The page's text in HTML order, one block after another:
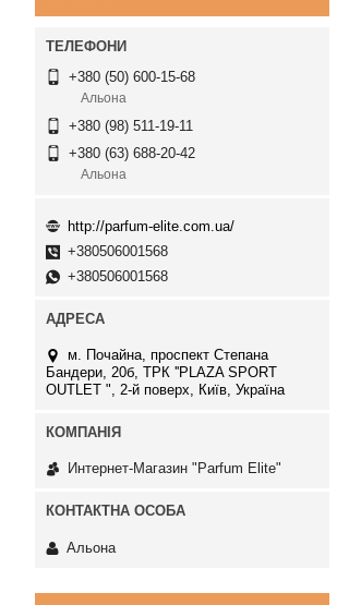
+380 (50) 600-15-68
Альона
+380 (98) 511-19-11
+380 (63) 688-20-42
Альона
http://parfum-elite.com.ua/
+380506001568
+380506001568
м. Почайна, проспект Степана
Бандери, 20б, ТРК ''PLAZA SPORT
OUTLET ", 2-й поверх, Київ, Україна
Интернет-Магазин "Parfum Elite"
Альона